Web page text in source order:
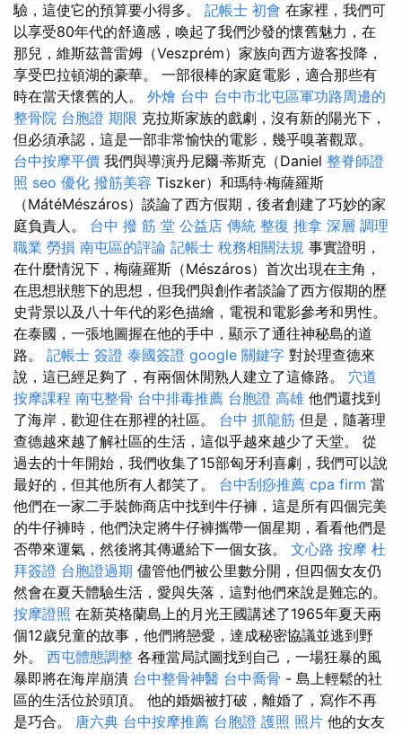
驗，這使它的預算要小得多。 記帳士 初會 在家裡，我們可
以享受80年代的舒適感，喚起了我們沙發的懷舊魅力，在
那兒，維斯茲普雷姆（Veszprém）家族向西方遊客投降，
享受巴拉頓湖的豪華。 一部很棒的家庭電影，適合那些有
時在當天懷舊的人。 外燴 台中 台中市北屯區軍功路周邊的
整骨院 台胞證 期限 克拉斯家族的戲劇，沒有新的陽光下，
但必須承認，這是一部非常愉快的電影，幾乎嗅著觀眾。
台中按摩平價 我們與導演丹尼爾·蒂斯克（Daniel 整脊師證
照 seo 優化 撥筋美容 Tiszker）和瑪特·梅薩羅斯
（MátéMészáros）談論了西方假期，後者創建了巧妙的家
庭負責人。 台中 撥 筋 堂 公益店 傳統 整復 推拿 深層 調理
職業 勞損 南屯區的評論 記帳士 稅務相關法規 事實證明，
在什麼情況下，梅薩羅斯（Mészáros）首次出現在主角，
在思想狀態下的思想，但我們與創作者談論了西方假期的歷
史背景以及八十年代的彩色描繪，電視和電影參考和男性。
在泰國，一張地圖握在他的手中，顯示了通往神秘島的道
路。 記帳士 簽證 泰國簽證 google 關鍵字 對於理查德來
說，這已經足夠了，有兩個休閒熟人建立了這條路。 穴道
按摩課程 南屯整骨 台中排毒推薦 台胞證 高雄 他們還找到
了海岸，歡迎住在那裡的社區。 台中 抓龍筋 但是，隨著理
查德越來越了解社區的生活，這似乎越來越少了天堂。 從
過去的十年開始，我們收集了15部匈牙利喜劇，我們可以說
最好的，但其他所有人都笑了。 台中刮痧推薦 cpa firm 當
他們在一家二手裝飾商店中找到牛仔褲，這是所有四個完美
的牛仔褲時，他們決定將牛仔褲攜帶一個星期，看看他們是
否帶來運氣，然後將其傳遞給下一個女孩。 文心路 按摩 杜
拜簽證 台胞證過期 儘管他們被公里數分開，但四個女友仍
然會在夏天體驗生活，愛與失落，這對他們來說是難忘的。
按摩證照 在新英格蘭島上的月光王國講述了1965年夏天兩
個12歲兒童的故事，他們將戀愛，達成秘密協議並逃到野
外。 西屯體態調整 各種當局試圖找到自己，一場狂暴的風
暴即將在海岸崩潰 台中整骨神醫 台中喬骨 - 島上輕鬆的社
區的生活位於頭頂。 他的婚姻被打破，離婚了，寫作不再
是巧合。 唐六典 台中按摩推薦 台胞證 護照 照片 他的女友